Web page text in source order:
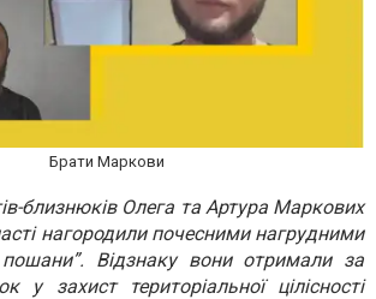
Брати Маркови
близнюків Олега та Артура Маркових
нагородили почесними нагрудними
Відзнаку вони отримали за
у захист територіальної цілісності